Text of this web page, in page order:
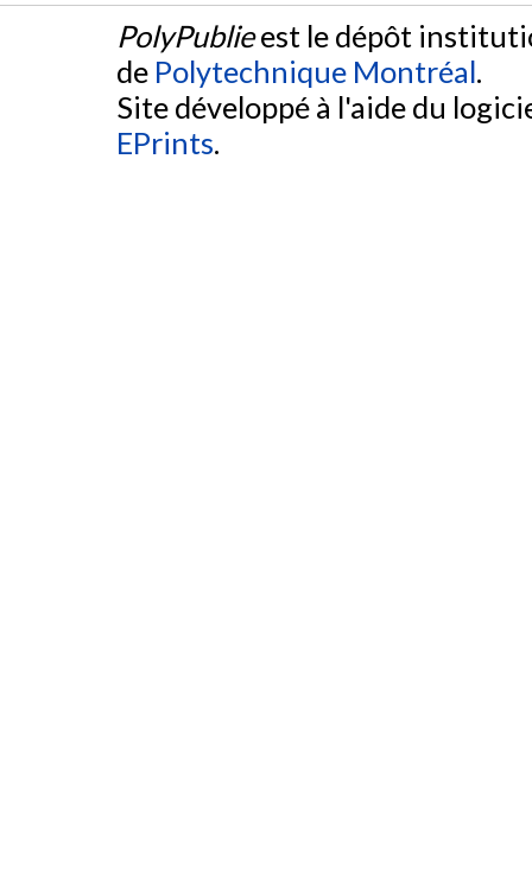
PolyPublieest le dépôt
de Polytechnique Montréal.
Site développé à l'aide du
EPrints.